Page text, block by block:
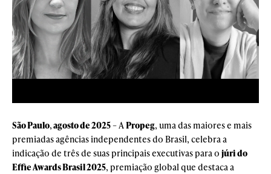
São Paulo,agosto de 2025– APropeg, uma das maiores e mais
premiadas agências independentes do Brasil, celebra a
indicação de três de suas principais executivas para o júri do
Effie Awards Brasil 2025, premiação global que destaca a